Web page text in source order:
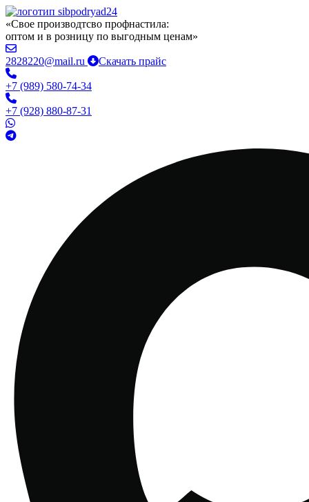
«Свое производтсво профнастила:
оптом и в розницу по выгодным ценам»
2828220@mail.ru Скачать прайс
+7 (989) 580-74-34
+7 (928) 880-87-31